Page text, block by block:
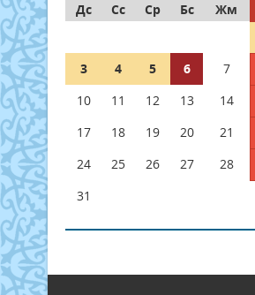
Дс
Сс Ср Бс Жм
3
4 5 6 7
10
11 12 13 14
17
18 19 20 21
24
25 26 27 28
31